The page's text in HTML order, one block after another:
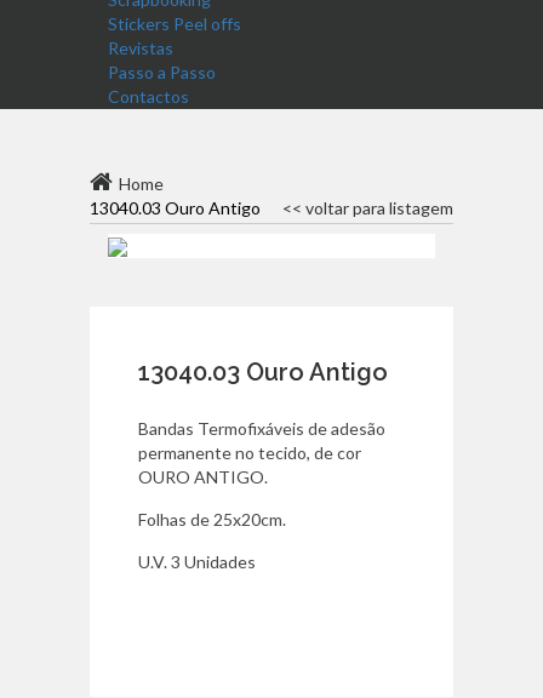
Stickers Peel offs
Revistas
Passo a Passo
Contactos
Home
13040.03 Ouro Antigo
<< voltar para listagem
13040.03 Ouro Antigo
Bandas Termofixáveis de adesão
permanente no tecido, de cor
OURO ANTIGO.
Folhas de 25x20cm.
U.V. 3 Unidades